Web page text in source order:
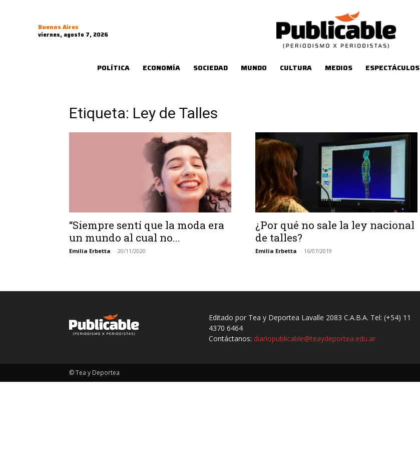
Buenos Aires
viernes, agosto 7, 2026
POLÍTICA ECONOMÍA SOCIEDAD MUNDO CULTURA MEDIOS ESPECTÁCULOS
Etiqueta: Ley de Talles
“Siempre sentí que la moda era
un mundo al cual no...
Emilia Erbetta - 20/11/2020
¿Por qué no sale la ley nacional
de talles?
Emilia Erbetta - 16/07/2019
Editado por Tea y Deportea Lavalle 2083 C.A.B.A. Tel: (+54) 11
4370 6464
Contáctanos: diariopublicable@teaydeportea.edu.ar
© Tea y Deportea